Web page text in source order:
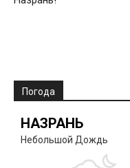
Погода
НАЗРАНЬ
Небольшой Дождь